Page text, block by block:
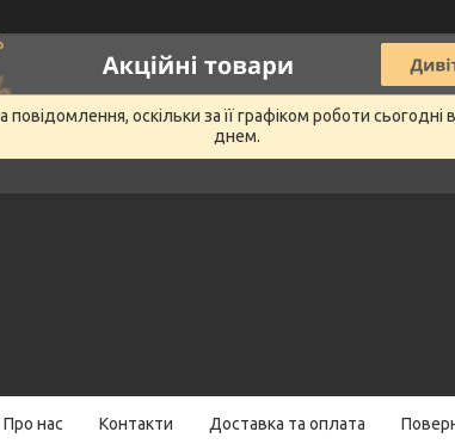
оскільки за її графіком роботи
днем.
Про нас Контакти Доставка та оплата